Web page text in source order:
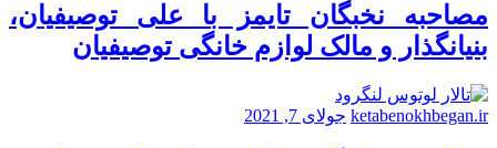
مصاحبه نخبگان تایمز با علی توصیفیان،
بنیانگذار و مالک لوازم خانگی توصیفیان
ketabenokhbegan.ir جولای 7, 2021